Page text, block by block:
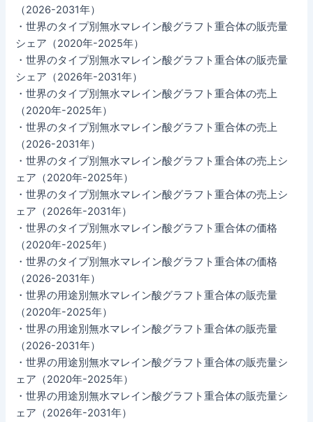
（2026-2031年）
・世界のタイプ別無水マレイン酸グラフト重合体の販売量
シェア（2020年-2025年）
・世界のタイプ別無水マレイン酸グラフト重合体の販売量
シェア（2026年-2031年）
・世界のタイプ別無水マレイン酸グラフト重合体の売上
（2020年-2025年）
・世界のタイプ別無水マレイン酸グラフト重合体の売上
（2026-2031年）
・世界のタイプ別無水マレイン酸グラフト重合体の売上シ
ェア（2020年-2025年）
・世界のタイプ別無水マレイン酸グラフト重合体の売上シ
ェア（2026年-2031年）
・世界のタイプ別無水マレイン酸グラフト重合体の価格
（2020年-2025年）
・世界のタイプ別無水マレイン酸グラフト重合体の価格
（2026-2031年）
・世界の用途別無水マレイン酸グラフト重合体の販売量
（2020年-2025年）
・世界の用途別無水マレイン酸グラフト重合体の販売量
（2026-2031年）
・世界の用途別無水マレイン酸グラフト重合体の販売量シ
ェア（2020年-2025年）
・世界の用途別無水マレイン酸グラフト重合体の販売量シ
ェア（2026年-2031年）